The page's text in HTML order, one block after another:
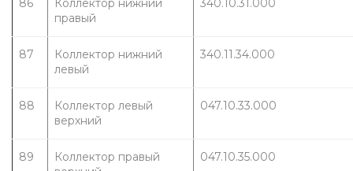
86
Коллектор нижний
правый
340.10.31.000
87
Коллектор нижний
левый
340.11.34.000
88
Коллектор левый
верхний
047.10.33.000
89
Коллектор правый
047.10.35.000